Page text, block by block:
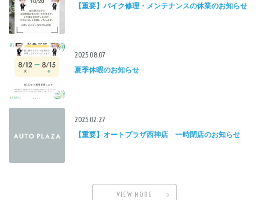
【重要】バイク修理・メンテナンスの休業のお知らせ
2025.08.07
夏季休暇のお知らせ
2025.02.27
【重要】オートプラザ西神店 一時閉店のお知らせ
VIEW MORE